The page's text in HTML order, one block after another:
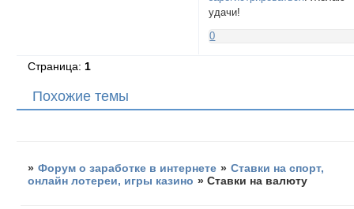
удачи!
0
Страница:1
Похожие темы
» Форум о заработке в интернете » Ставки на спорт,
онлайн лотереи, игры казино »Ставки на валюту